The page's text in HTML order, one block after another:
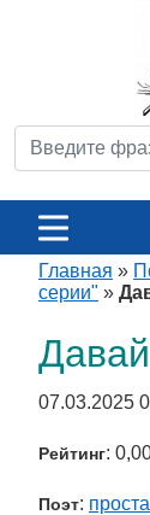
Главная »
серии" »
07.03.2025
Рейтинг:
Поэт: